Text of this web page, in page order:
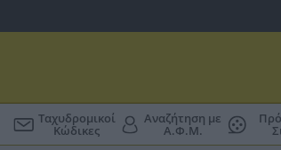
Ταχυδρομικοί
Κώδικες
Αναζήτηση με
Α.Φ.Μ.